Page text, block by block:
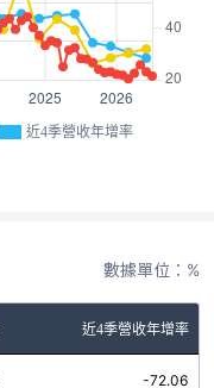
近4季營收年增率
數據單位：%
近4季營收年增率
-72.06